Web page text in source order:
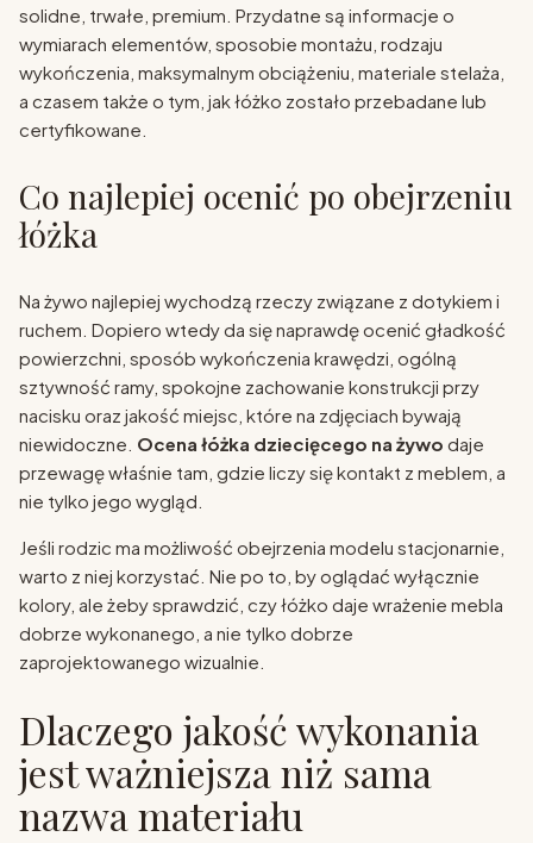
solidne, trwałe, premium. Przydatne są informacje o
wymiarach elementów, sposobie montażu, rodzaju
wykończenia, maksymalnym obciążeniu, materiale stelaża,
a czasem także o tym, jak łóżko zostało przebadane lub
certyfikowane.
Co najlepiej ocenić po obejrzeniu
łóżka
Na żywo najlepiej wychodzą rzeczy związane z dotykiem i
ruchem. Dopiero wtedy da się naprawdę ocenić gładkość
powierzchni, sposób wykończenia krawędzi, ogólną
sztywność ramy, spokojne zachowanie konstrukcji przy
nacisku oraz jakość miejsc, które na zdjęciach bywają
niewidoczne. Ocena łóżka dziecięcego na żywo daje
przewagę właśnie tam, gdzie liczy się kontakt z meblem, a
nie tylko jego wygląd.
Jeśli rodzic ma możliwość obejrzenia modelu stacjonarnie,
warto z niej korzystać. Nie po to, by oglądać wyłącznie
kolory, ale żeby sprawdzić, czy łóżko daje wrażenie mebla
dobrze wykonanego, a nie tylko dobrze
zaprojektowanego wizualnie.
Dlaczego jakość wykonania
jest ważniejsza niż sama
nazwa materiału